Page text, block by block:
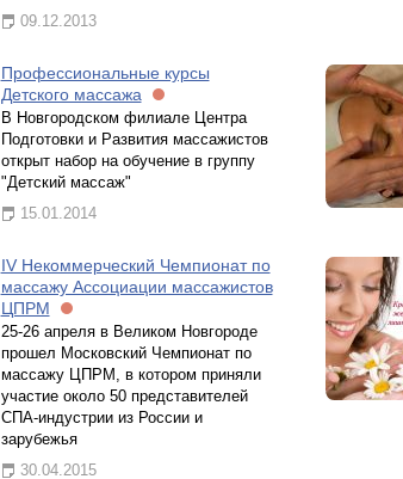
09.12.2013
Профессиональные курсы
Детского массажа
В Новгородском филиале Центра
Подготовки и Развития массажистов
открыт набор на обучение в группу
"Детский массаж"
15.01.2014
IV Некоммерческий Чемпионат по
массажу Ассоциации массажистов
ЦПРМ
25-26 апреля в Великом Новгороде
прошел Московский Чемпионат по
массажу ЦПРМ, в котором приняли
участие около 50 представителей
СПА-индустрии из России и
зарубежья
30.04.2015